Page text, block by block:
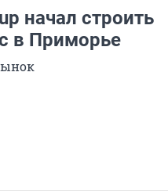
начал строить
в Приморье